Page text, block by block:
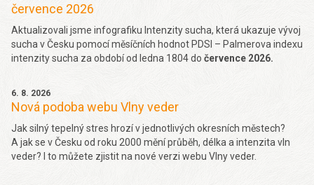
července 2026
Aktualizovali jsme infografiku Intenzity sucha, která ukazuje vývoj
sucha v Česku pomocí měsíčních hodnot PDSI – Palmerova indexu
intenzity sucha za období od ledna 1804 do července 2026.
6. 8. 2026
Nová podoba webu Vlny veder
Jak silný tepelný stres hrozí v jednotlivých okresních městech?
A jak se v Česku od roku 2000 mění průběh, délka a intenzita vln
veder? I to můžete zjistit na nové verzi webu Vlny veder.